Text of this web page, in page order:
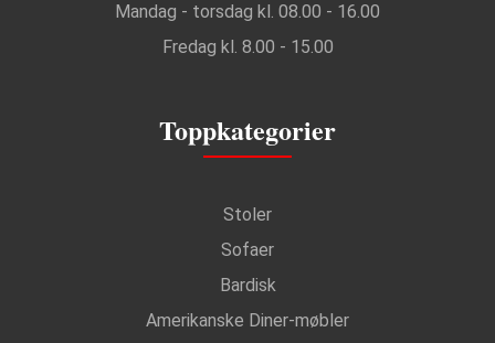
Mandag - torsdag kl. 08.00 - 16.00
Fredag kl. 8.00 - 15.00
Toppkategorier
Stoler
Sofaer
Bardisk
Amerikanske Diner-møbler